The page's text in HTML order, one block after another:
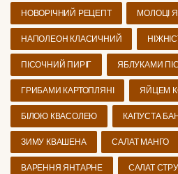
НОВОРІЧНИЙ РЕЦЕПТ МОЛОЦІ
НАПОЛЕОН КЛАСИЧНИЙ
ПІСОЧНИЙ ПИРІГ ЯБЛУКАМИ
ГРИБАМИ КАРТОПЛЯНІ ЯЙЦЕМ
БІЛОЮ КВАСОЛЕЮ КАПУСТА
ЗИМУ КВАШЕНА САЛАТ МАНГО
ВАРЕННЯ ЯНТАРНЕ САЛАТ